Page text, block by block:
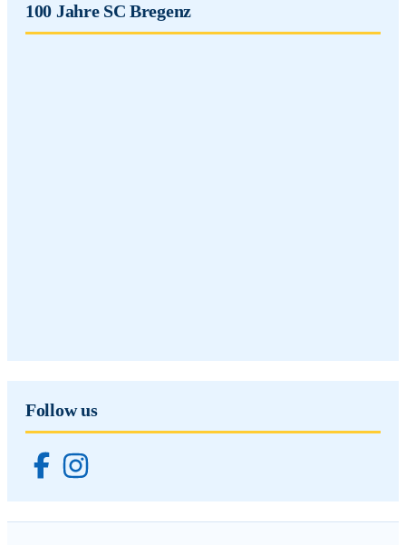
100 Jahre SC Bregenz
Follow us